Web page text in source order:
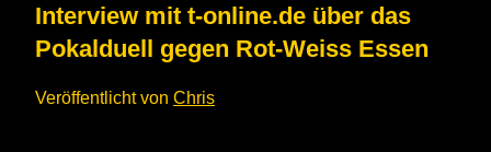
Interview mit t-online.de über das
Pokalduell gegen Rot-Weiss Essen
Veröffentlicht von Chris